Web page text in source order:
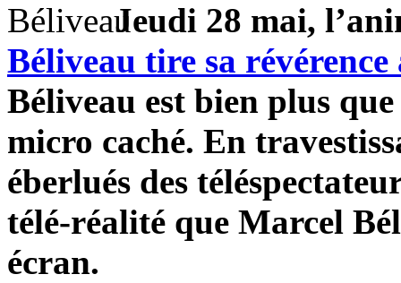
Jeudi 28 mai,
Béliveau tire sa révérence
Béliveau est bien plus
micro caché. En
éberlués des
télé-réalité que Marcel
écran.